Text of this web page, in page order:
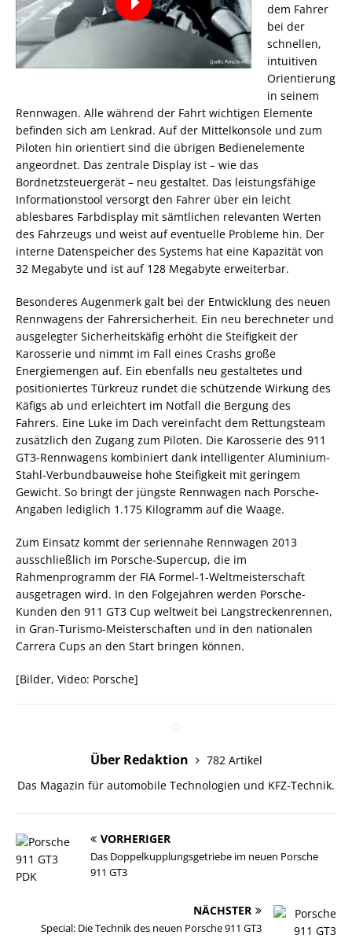
dem Fahrer
bei der
schnellen,
intuitiven
Orientierung
in seinem
Rennwagen. Alle während der Fahrt wichtigen Elemente
befinden sich am Lenkrad. Auf der Mittelkonsole und zum
Piloten hin orientiert sind die übrigen Bedienelemente
angeordnet. Das zentrale Display ist – wie das
Bordnetzsteuergerät – neu gestaltet. Das leistungsfähige
Informationstool versorgt den Fahrer über ein leicht
ablesbares Farbdisplay mit sämtlichen relevanten Werten
des Fahrzeugs und weist auf eventuelle Probleme hin. Der
interne Datenspeicher des Systems hat eine Kapazität von
32 Megabyte und ist auf 128 Megabyte erweiterbar.
Besonderes Augenmerk galt bei der Entwicklung des neuen
Rennwagens der Fahrersicherheit. Ein neu berechneter und
ausgelegter Sicherheitskäfig erhöht die Steifigkeit der
Karosserie und nimmt im Fall eines Crashs große
Energiemengen auf. Ein ebenfalls neu gestaltetes und
positioniertes Türkreuz rundet die schützende Wirkung des
Käfigs ab und erleichtert im Notfall die Bergung des
Fahrers. Eine Luke im Dach vereinfacht dem Rettungsteam
zusätzlich den Zugang zum Piloten. Die Karosserie des 911
GT3-Rennwagens kombiniert dank intelligenter Aluminium-
Stahl-Verbundbauweise hohe Steifigkeit mit geringem
Gewicht. So bringt der jüngste Rennwagen nach Porsche-
Angaben lediglich 1.175 Kilogramm auf die Waage.
Zum Einsatz kommt der seriennahe Rennwagen 2013
ausschließlich im Porsche-Supercup, die im
Rahmenprogramm der FIA Formel-1-Weltmeisterschaft
ausgetragen wird. In den Folgejahren werden Porsche-
Kunden den 911 GT3 Cup weltweit bei Langstreckenrennen,
in Gran-Turismo-Meisterschaften und in den nationalen
Carrera Cups an den Start bringen können.
[Bilder, Video: Porsche]
Über Redaktion
782 Artikel
Das Magazin für automobile Technologien und KFZ-Technik.
VORHERIGER
Das Doppelkupplungsgetriebe im neuen Porsche
911 GT3
NÄCHSTER
Special: Die Technik des neuen Porsche 911 GT3